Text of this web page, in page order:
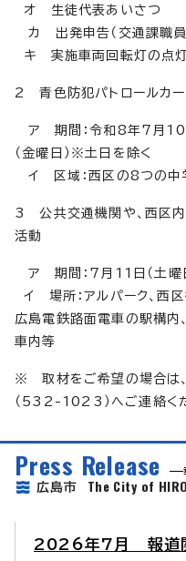
オ 生徒代表あいさつ
カ 出発申告（交通課職員
キ 実施車両回転灯の点灯
2 青色防犯パトロールカー
ア 期間：令和8年7月10
（金曜日）※土日を除く
イ 区域：西区の8つの中
3 公共交通機関や、西区
活動
ア 期間：7月11日（土曜
イ 場所：アルパーク、西区
広島電鉄路面電車の駅構内
車内等
※ 取材をご希望の場合は
（532-1023）へご連絡く
Press Release
広島市 The City of
2026年7月 報道